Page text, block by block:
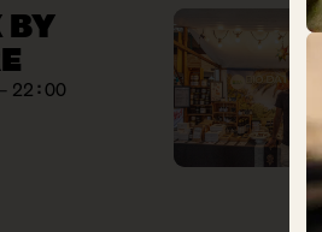
BY
22:00